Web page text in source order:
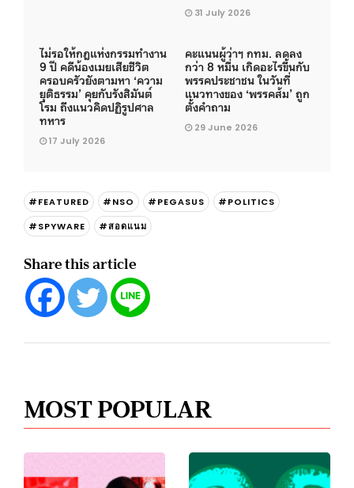
31 July 2026
ไม่รอให้กฎแห่งกรรมทำงาน
9 ปี คดีน้องเมยเสียชีวิต
ครอบครัวยังตามหา ‘ความ
ยุติธรรม’ คุยกับรังสิมันต์
โรม ถึงแนวคิดปฏิรูปศาล
ทหาร
17 July 2026
คะแนนผู้ว่าฯ กทม. ลดลง
กว่า 8 หมื่น เกิดอะไรขึ้นกับ
พรรคประชาชน ในวันที่
แนวทางของ ‘พรรคส้ม’ ถูก
ตั้งคำถาม
29 June 2026
#FEATURED #NSO #PEGASUS
#POLITICS
#SPYWARE
#สอดแนม
Share this article
MOST POPULAR